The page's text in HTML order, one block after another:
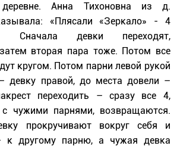
Анна Тихоновна из д.
«Плясали «Зеркало» - 4
Сначала девки переходят,
вторая пара тоже. Потом все
кругом. Потом парни левой рукой
девку правой, до места довели –
переходить – сразу все 4,
с чужими парнями, возвращаются.
прокручивают вокруг себя и
к другому парню, а чужая девка